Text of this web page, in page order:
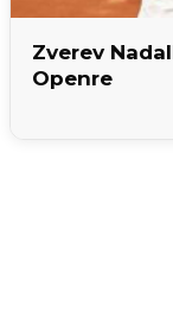
Zverev
Openre